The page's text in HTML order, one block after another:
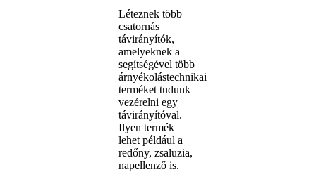
Léteznek több
csatornás
távirányítók,
amelyeknek a
segítségével több
árnyékolástechnikai
terméket tudunk
vezérelni egy
távirányítóval.
Ilyen termék
lehet például a
redőny, zsaluzia,
napellenző is.